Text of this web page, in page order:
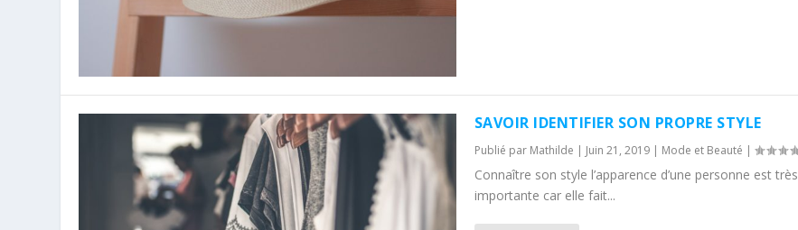
SAVOIR IDENTIFIER SON PROPRE STYLE
Publié par Mathilde | Juin 21, 2019| Mode et Beauté |
Connaître son style l’apparence d’une personne est très
importante car elle fait...